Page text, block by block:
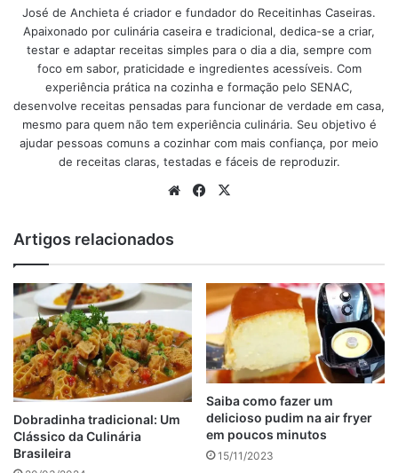
Ingredientes do peixe assado no forno
anúncio
1 quilo e meio de peixe inteiro e limpo
300 mililitros de vinho branco seco
1 vidro de
José de Anchieta é criador e fundador do Receitinhas Caseiras.
Apaixonado por culinária caseira e tradicional, dedica-se a criar,
testar e adaptar receitas simples para o dia a dia, sempre com
foco em sabor, praticidade e ingredientes acessíveis. Com
experiência prática na cozinha e formação pelo SENAC,
desenvolve receitas pensadas para funcionar de verdade em casa,
mesmo para quem não tem experiência culinária. Seu objetivo é
ajudar pessoas comuns a cozinhar com mais confiança, por meio
de receitas claras, testadas e fáceis de reproduzir.
WebsiteFacebook
Artigos relacionados
Dobradinha tradicional: Um
Clássico da Culinária
Brasileira
Saiba como fazer um
delicioso pudim na air fryer
em poucos minutos
15/11/2023